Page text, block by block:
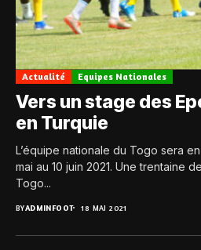
Actualité Equipes Nationales
Vers un stage des
en Turquie
L’équipe nationale du Togo sera
mai au 10 juin 2021. Une trentaine
Togo...
BYADMINFOOT 18 MAI 2021